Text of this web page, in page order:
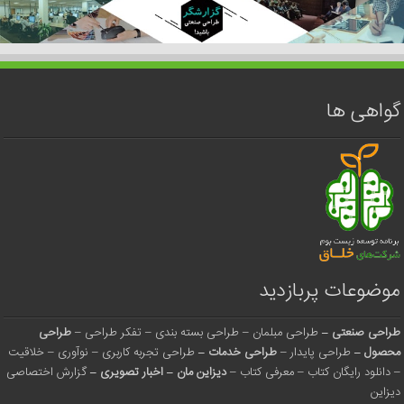
گواهی ها
موضوعات پربازدید
طراحی صنعتی – طراحی مبلمان – طراحی بسته بندی – تفکر طراحی –طراحی
محصول– طراحی پایدار–طراحی خدمات – طراحی تجربه کاربری – نوآوری –خلاقیت
–دانلود رایگان کتاب –معرفی کتاب –دیزاین مان –اخبار تصویری –گزارش اختصاصی
دیزاین